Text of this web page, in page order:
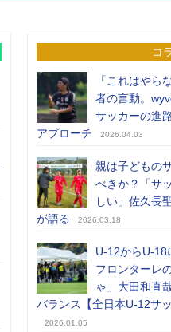
コ
「これはやら
者の言動。
サッカーの進
アプローチ
2026.04.03
親は子どもの
べきか？「サ
しい」佐久長
が語る
2026.03.18
U-12からU-18
フロンターレ
ゃ」大田和直
バランス【全日本U-12サ
2026.01.05